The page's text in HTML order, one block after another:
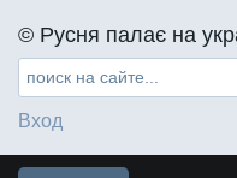
©️ Русня палає на
Вход